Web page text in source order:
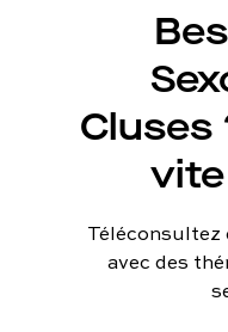
Santé sexuelle
Troubles du
Fertilité
Cluses
Téléconsultez
avec des